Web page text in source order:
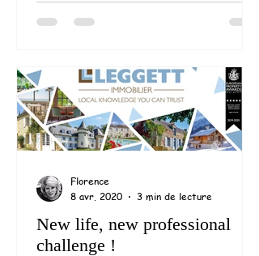
New life, new professional
challenge !
Florence
8 avr. 2020
3 min de lecture